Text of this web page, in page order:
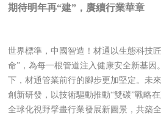
期待明年再“建”，賡續行業華章
世界標準，中國智造！材通以生態科技
命”，為每一根管道注入健康安全新基因
下，材通管業前行的腳步更加堅定。未
創新研發，以技術驅動推動“雙碳”戰略
全球化視野擘畫行業發展新圖景，共築